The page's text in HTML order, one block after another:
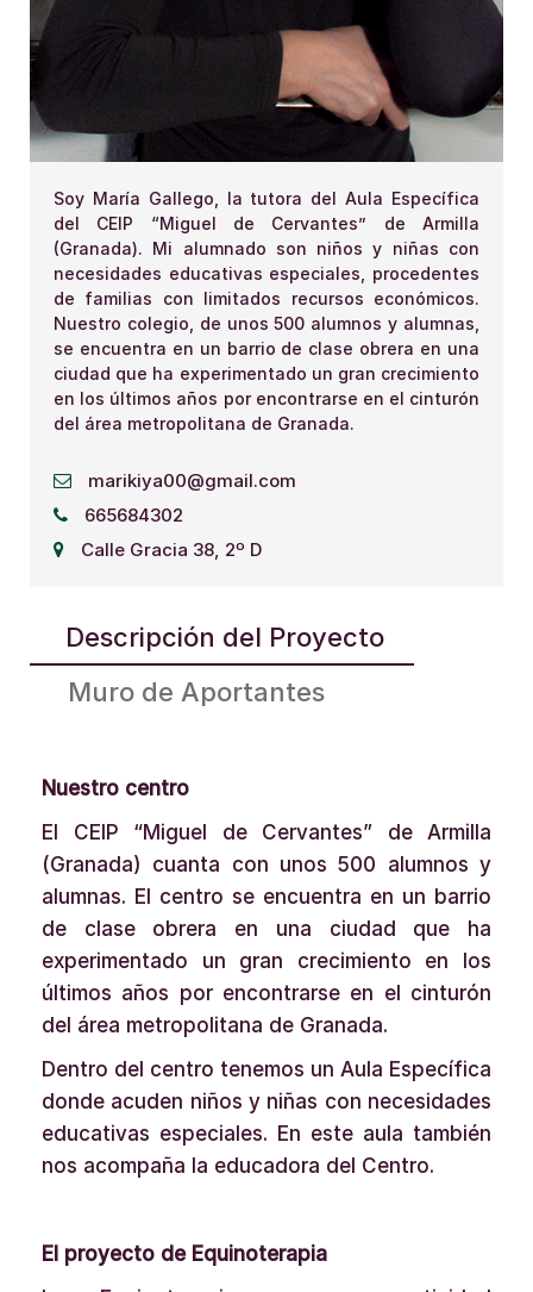
Descripción del Proyecto
Muro de Aportantes
Nuestro centro
El CEIP “Miguel de Cervantes” de Armilla
(Granada) cuanta con unos 500 alumnos y
alumnas. El centro se encuentra en un barrio
de clase obrera en una ciudad que ha
experimentado un gran crecimiento en los
últimos años por encontrarse en el cinturón
del área metropolitana de Granada.
Dentro del centro tenemos un Aula Específica
donde acuden niños y niñas con necesidades
educativas especiales. En este aula también
nos acompaña la educadora del Centro.
El proyecto de Equinoterapia
Soy María Gallego, la tutora del Aula Específica
del CEIP “Miguel de Cervantes” de Armilla
(Granada). Mi alumnado son niños y niñas con
necesidades educativas especiales, procedentes
de familias con limitados recursos económicos.
Nuestro colegio, de unos 500 alumnos y alumnas,
se encuentra en un barrio de clase obrera en una
ciudad que ha experimentado un gran crecimiento
en los últimos años por encontrarse en el cinturón
del área metropolitana de Granada.
marikiya00@gmail.com
665684302
Calle Gracia 38, 2º D